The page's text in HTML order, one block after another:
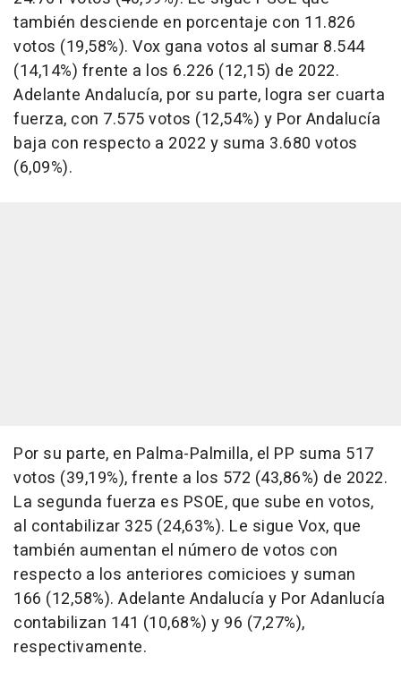
también desciende en porcentaje con 11.826
votos (19,58%). Vox gana votos al sumar 8.544
(14,14%) frente a los 6.226 (12,15) de 2022.
Adelante Andalucía, por su parte, logra ser cuarta
fuerza, con 7.575 votos (12,54%) y Por Andalucía
baja con respecto a 2022 y suma 3.680 votos
(6,09%).
Por su parte, en Palma-Palmilla, el PP suma 517
votos (39,19%), frente a los 572 (43,86%) de 2022.
La segunda fuerza es PSOE, que sube en votos,
al contabilizar 325 (24,63%). Le sigue Vox, que
también aumentan el número de votos con
respecto a los anteriores comicioes y suman
166 (12,58%). Adelante Andalucía y Por Adanlucía
contabilizan 141 (10,68%) y 96 (7,27%),
respectivamente.